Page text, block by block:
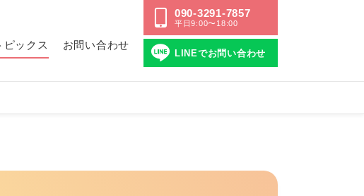
090-3291-7857
平日9:00〜18:00
LINEでお問い合わせ
ピックス お問い合わせ